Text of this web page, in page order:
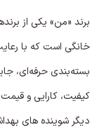
برند «من» یکی از
خانگی است که با
بسته‌بندی حرفه‌ای،
کیفیت، کارایی و
دیگر شوینده های